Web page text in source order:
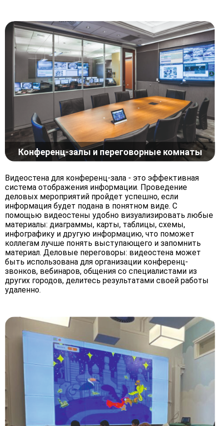
Конференц-залы и переговорные комнаты
Видеостена для конференц-зала - это эффективная
система отображения информации. Проведение
деловых мероприятий пройдет успешно, если
информация будет подана в понятном виде. С
помощью видеостены удобно визуализировать любые
материалы: диаграммы, карты, таблицы, схемы,
инфографику и другую информацию, что поможет
коллегам лучше понять выступающего и запомнить
материал. Деловые переговоры: видеостена может
быть использована для организации конференц-
звонков, вебинаров, общения со специалистами из
других городов, делитесь результатами своей работы
удаленно.